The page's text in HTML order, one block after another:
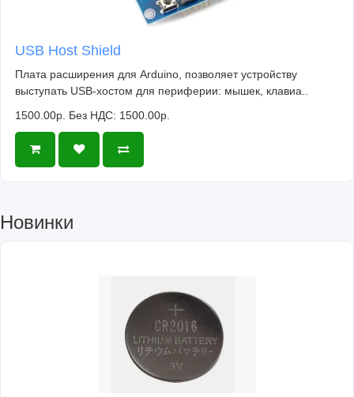
USB Host Shield
Плата расширения для Arduino, позволяет устройству
выступать USB-хостом для периферии: мышек, клавиа..
1500.00р. Без НДС: 1500.00р.
Новинки